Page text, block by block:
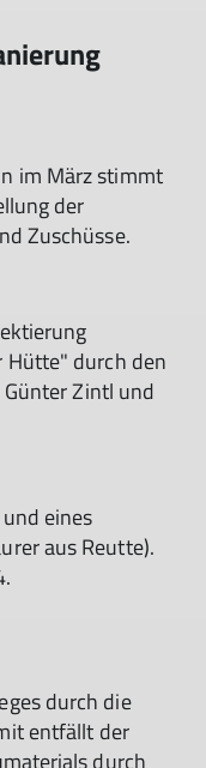
im März stimmt
der
Zuschüsse.
Hütte" durch den
Zintl und
eines
aus Reutte).
durch die
entfällt der